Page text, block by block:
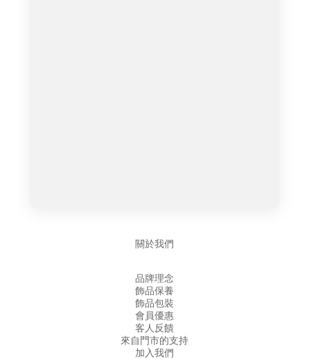
關於我們
品牌理念
飾品保養
飾品包裝
會員優惠
客人反饋
來自門市的支持
加入我們